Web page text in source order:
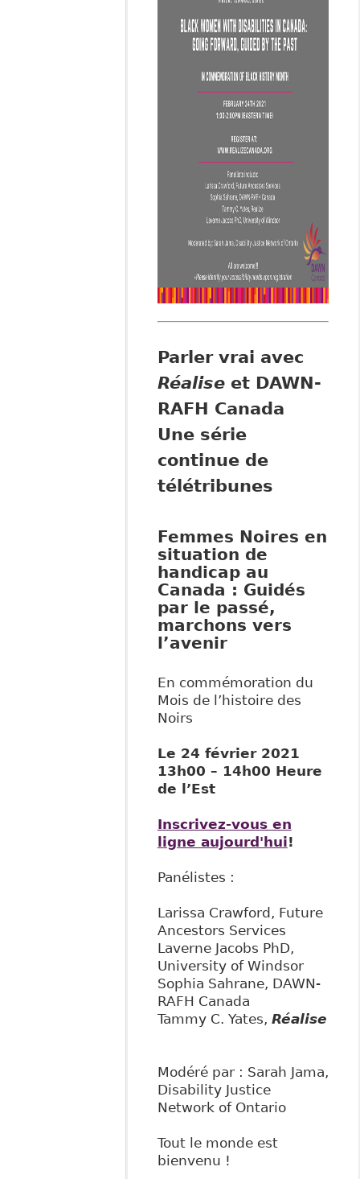
Parler vrai avec
Réaliseet DAWN-
RAFH Canada
Une série
continue de
télétribunes
Femmes Noires en
situation de
handicap au
Canada : Guidés
par le passé,
marchons vers
l’avenir
En commémoration du
Mois de l’histoire des
Noirs
Le 24 février 2021
13h00 – 14h00 Heure
de l’Est
Inscrivez-vous en
ligne aujourd'hui!
Panélistes :
Larissa Crawford, Future
Ancestors Services
Laverne Jacobs PhD,
University of Windsor
Sophia Sahrane, DAWN-
RAFH Canada
Tammy C. Yates, Réalise
Modéré par : Sarah Jama,
Disability Justice
Network of Ontario
Tout le monde est
bienvenu !